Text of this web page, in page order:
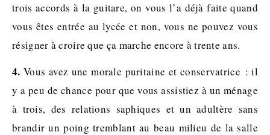
trois accords à la guitare, on vous l’a déjà faite quand
vous êtes entrée au lycée et non, vous ne pouvez vous
résigner à croire que ça marche encore à trente ans.
4. Vous avez une morale puritaine et conservatrice : il
y a peu de chance pour que vous assistiez à un ménage
à trois, des relations saphiques et un adultère sans
brandir un poing tremblant au beau milieu de la salle